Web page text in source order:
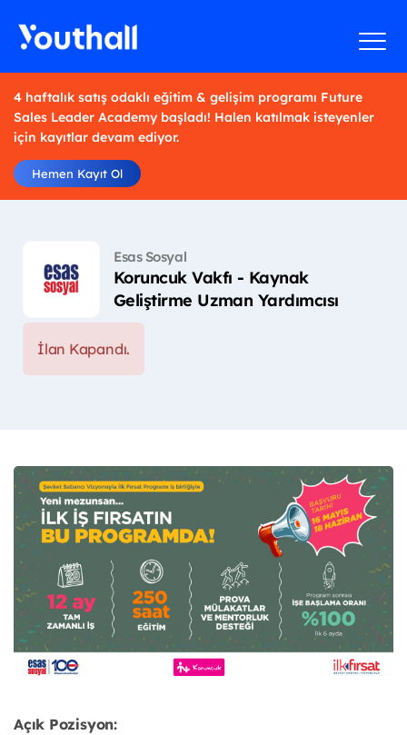
4 haftalık satış odaklı eğitim & gelişim programı Future
Sales Leader Academy başladı! Halen katılmak isteyenler
için kayıtlar devam ediyor.
Hemen Kayıt Ol
Esas Sosyal
Koruncuk Vakfı - Kaynak
Geliştirme Uzman Yardımcısı
İlan Kapandı.
Açık Pozisyon: